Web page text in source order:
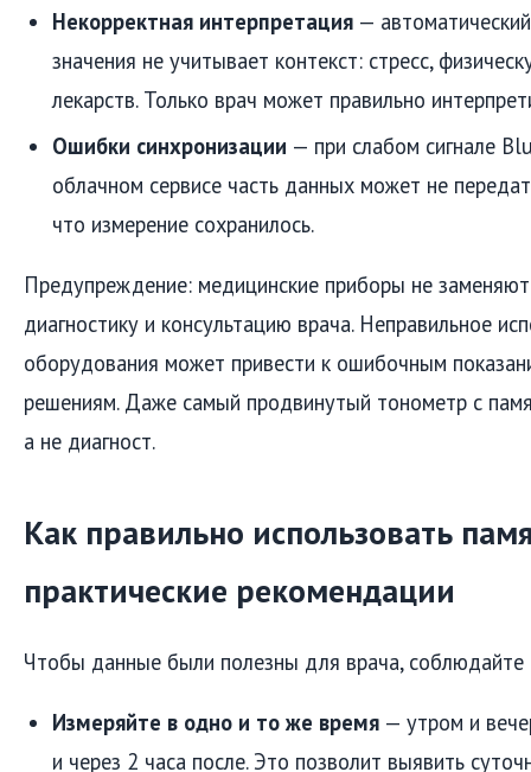
Некорректная интерпретация —
значения не учитывает контекст: стресс,
лекарств. Только врач может правильно
Ошибки синхронизации — при слабом сигнале
облачном сервисе часть данных может не
что измерение сохранилось.
Предупреждение: медицинские приборы не
диагностику и консультацию врача. Неправильное
оборудования может привести к ошибочным
решениям. Даже самый продвинутый тонометр с
а не диагност.
Как правильно использовать
практические рекомендации
Чтобы данные были полезны для врача, соблюдайте
Измеряйте в одно и то же время — утром и
и через 2 часа после. Это позволит выявить